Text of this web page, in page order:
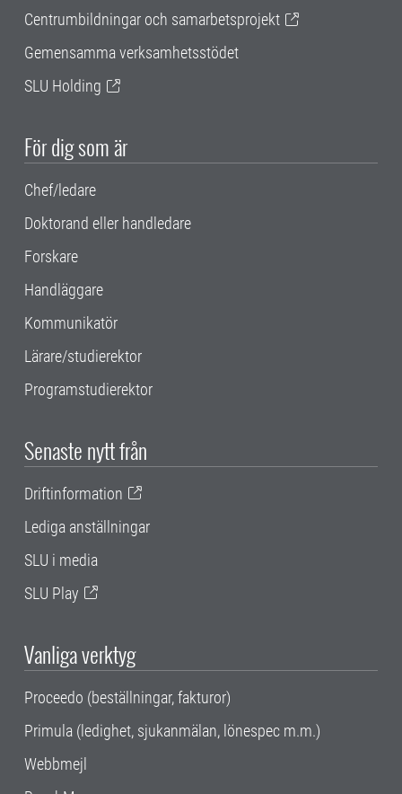
Centrumbildningar och samarbetsprojekt
Gemensamma verksamhetsstödet
SLU Holding
För dig som är
Chef/ledare
Doktorand eller handledare
Forskare
Handläggare
Kommunikatör
Lärare/studierektor
Programstudierektor
Senaste nytt från
Driftinformation
Lediga anställningar
SLU i media
SLU Play
Vanliga verktyg
Proceedo (beställningar, fakturor)
Primula (ledighet, sjukanmälan, lönespec m.m.)
Webbmejl